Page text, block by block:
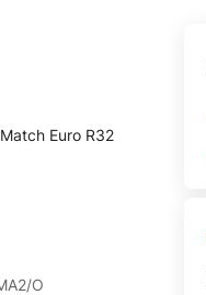
Euro R32
O